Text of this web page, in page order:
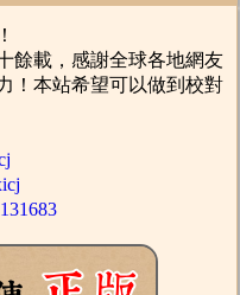
載，感謝全球各地網友
！本站希望可以做到校對